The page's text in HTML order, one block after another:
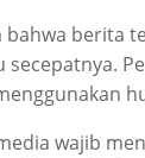
berita
wajib